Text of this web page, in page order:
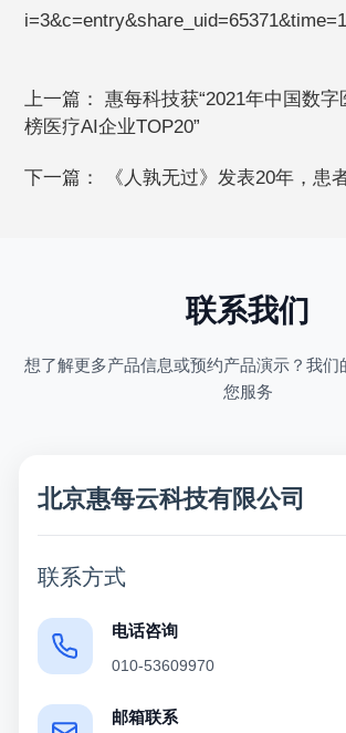
上一篇：惠每科技获“2021年中国数
榜医疗AI企业TOP20”
下一篇：
《人孰无过》发表20年，患
联系我们
想了解更多产品信息或预约产品演示？我们
您服务
北京惠每云科技有限公司
联系方式
电话咨询
010-53609970
邮箱联系